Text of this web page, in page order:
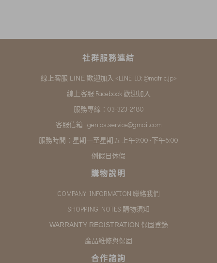
社群服務連結
線上客服 LINE 歡迎加入 <LINE ID: @matric.jp>
線上客服 Facebook 歡迎加入
服務專線：03-323-2180
客服信箱 : genios.service@gmail.com
服務時間：星期一至星期五 上午9:00~下午6:00
例假日休假
購物說明
COMPANY INFORMATION 聯絡我們
SHOPPING NOTES 購物須知
WARRANTY REGISTRATION 保固登錄
產品維修與保固
合作諮詢